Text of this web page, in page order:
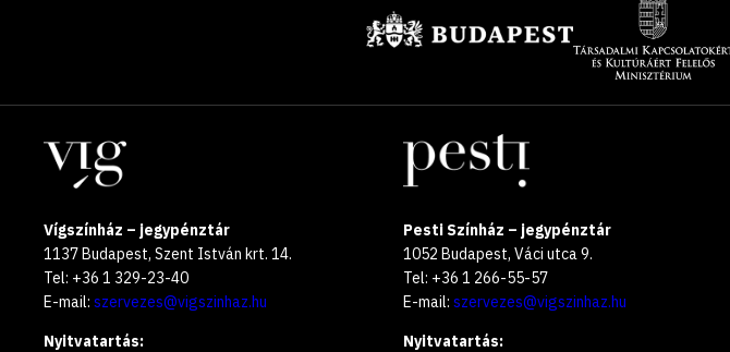
Helyszínek
Vígszínház – jegypénztár
1137 Budapest, Szent István krt. 14.
Tel: +36 1 329-23-40
E-mail: szervezes@vigszinhaz.hu
Nyitvatartás:
Pesti Színház – jegypénztár
1052 Budapest, Váci utca 9.
Tel: +36 1 266-55-57
E-mail: szervezes@vigszinhaz.hu
Nyitvatartás: